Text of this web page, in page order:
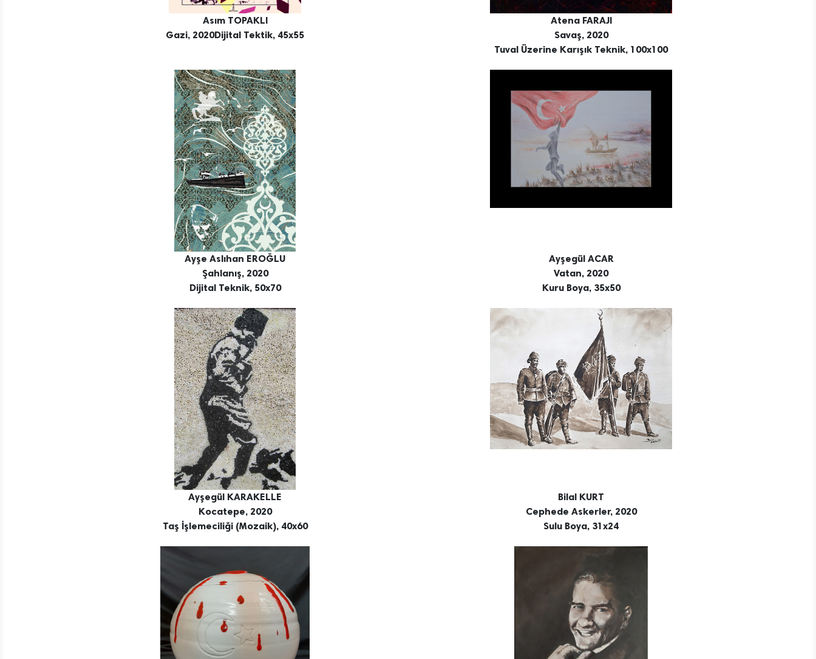
Asım TOPAKLI
Gazi, 2020Dijital Tektik, 45x55
Atena FARAJI
Savaş, 2020
Tuval Üzerine Karışık Teknik, 100x100
Ayşe Aslıhan EROĞLU
Şahlanış, 2020
Dijital Teknik, 50x70
Ayşegül ACAR
Vatan, 2020
Kuru Boya, 35x50
Ayşegül KARAKELLE
Kocatepe, 2020
Taş İşlemeciliği (Mozaik), 40x60
Bilal KURT
Cephede Askerler, 2020
Sulu Boya, 31x24